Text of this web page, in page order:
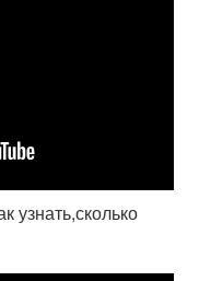
узнать,сколько